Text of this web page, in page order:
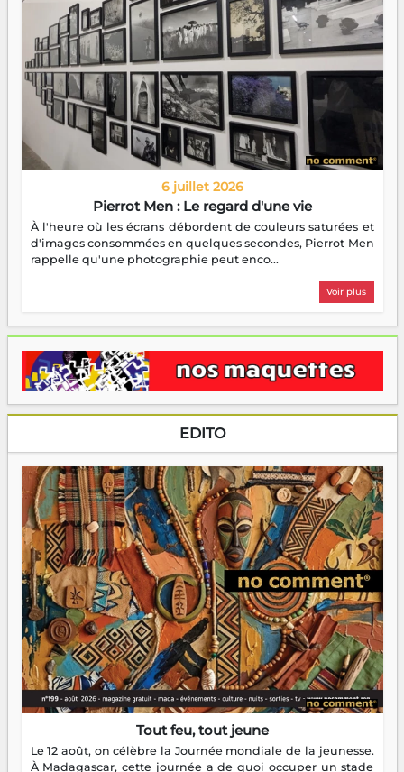
6 juillet 2026
Pierrot Men : Le regard d'une vie
À l'heure où les écrans débordent de couleurs saturées et
d'images consommées en quelques secondes, Pierrot Men
rappelle qu'une photographie peut enco...
Voir plus
EDITO
Tout feu, tout jeune
Le 12 août, on célèbre la Journée mondiale de la jeunesse.
À Madagascar, cette journée a de quoi occuper un stade